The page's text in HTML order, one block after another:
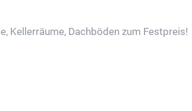
Kellerräume, Dachböden zum Festpreis!